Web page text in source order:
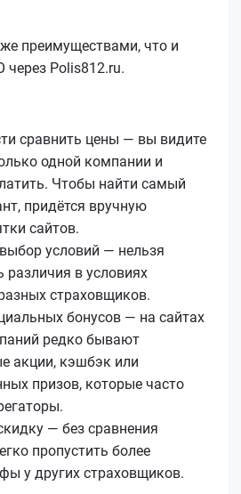
преимуществами, что и
Polis812.ru.
сравнить цены — вы видите
одной компании и
Чтобы найти самый
придётся вручную
сайтов.
условий — нельзя
различия в условиях
страховщиков.
бонусов — на сайтах
редко бывают
акции, кэшбэк или
призов, которые часто
— без сравнения
пропустить более
у других страховщиков.